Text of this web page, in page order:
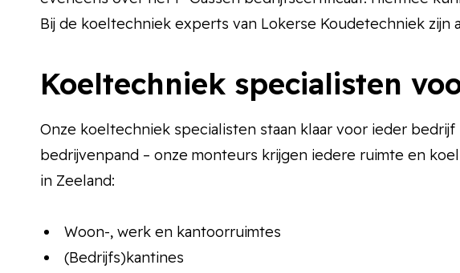
Bij de koeltechniek experts van Lokerse Koudetechniek zijn
Koeltechniek specialisten
Onze koeltechniek specialisten staan klaar voor ieder
bedrijvenpand – onze monteurs krijgen iedere ruimte en
in Zeeland:
Woon-, werk en kantoorruimtes
(Bedrijfs)kantines